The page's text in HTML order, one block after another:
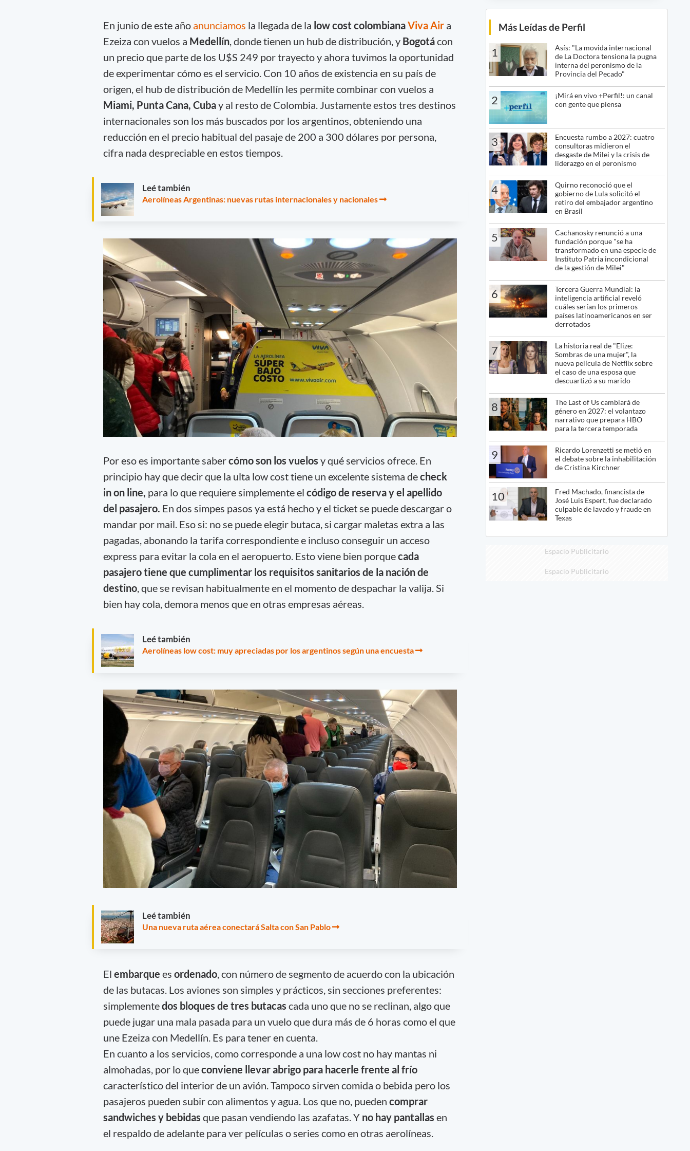
En junio de este año anunciamos la llegada de la low cost colombianaViva Air a
Ezeiza con vuelos a Medellín, donde tienen un hub de distribución, y Bogotácon
un precio que parte de los U$S 249 por trayecto y ahora tuvimos la oportunidad
de experimentar cómo es el servicio. Con 10 años de existencia en su país de
origen, el hub de distribución de Medellín les permite combinar con vuelos a
Miami, Punta Cana, Cubay al resto de Colombia. Justamente estos tres destinos
internacionales son los más buscados por los argentinos, obteniendo una
reducción en el precio habitual del pasaje de 200 a 300 dólares por persona,
cifra nada despreciable en estos tiempos.
Leé también
Aerolíneas Argentinas: nuevas rutas internacionales y nacionales
Por eso es importante sabercómo son los vuelos y qué servicios ofrece. En
principio hay que decir que la ulta low cost tiene un excelente sistema decheck
in on line, para lo que requiere simplemente el código de reserva y el apellido
del pasajero. En dos simpes pasos ya está hecho y el ticket se puede descargar o
mandar por mail. Eso si: no se puede elegir butaca, si cargar maletas extra a las
pagadas, abonando la tarifa correspondiente e incluso conseguir un acceso
express para evitar la cola en el aeropuerto. Esto viene bien porquecada
pasajero tiene que cumplimentar los requisitos sanitarios de la nación de
destino, que se revisan habitualmente en el momento de despachar la valija. Si
bien hay cola, demora menos que en otras empresas aéreas.
Leé también
Aerolíneas low cost: muy apreciadas por los argentinos según una encuesta
Leé también
Una nueva ruta aérea conectará Salta con San Pablo
El embarque es ordenado, con número de segmento de acuerdo con la ubicación
de las butacas. Los aviones son simples y prácticos, sin secciones preferentes:
simplementedos bloques de tres butacas cada uno que no se reclinan, algo que
puede jugar una mala pasada para un vuelo que dura más de 6 horas como el que
une Ezeiza con Medellín. Es para tener en cuenta.
En cuanto a los servicios, como corresponde a una low cost no hay mantas ni
almohadas, por lo queconviene llevar abrigo para hacerle frente al frío
característico del interior de un avión. Tampoco sirven comida o bebida pero los
pasajeros pueden subir con alimentos y agua. Los que no, pueden comprar
sandwiches y bebidas que pasan vendiendo las azafatas. Y no hay pantallas en
el respaldo de adelante para ver películas o series como en otras aerolíneas.
Más Leídas de Perfil
1
Asís: "La movida internacional
de La Doctora tensiona la pugna
interna del peronismo de la
Provincia del Pecado"
2
¡Mirá en vivo +Perfil!: un canal
con gente que piensa
3
Encuesta rumbo a 2027: cuatro
consultoras midieron el
desgaste de Milei y la crisis de
liderazgo en el peronismo
4
Quirno reconoció que el
gobierno de Lula solicitó el
retiro del embajador argentino
en Brasil
5
Cachanosky renunció a una
fundación porque "se ha
transformado en una especie de
Instituto Patria incondicional
de la gestión de Milei"
6
Tercera Guerra Mundial: la
inteligencia artificial reveló
cuáles serían los primeros
países latinoamericanos en ser
derrotados
7
La historia real de "Elize:
Sombras de una mujer", la
nueva película de Netflix sobre
el caso de una esposa que
descuartizó a su marido
8
The Last of Us cambiará de
género en 2027: el volantazo
narrativo que prepara HBO
para la tercera temporada
9
Ricardo Lorenzetti se metió en
el debate sobre la inhabilitación
de Cristina Kirchner
10
Fred Machado, financista de
José Luis Espert, fue declarado
culpable de lavado y fraude en
Texas
Espacio Publicitario
Espacio Publicitario